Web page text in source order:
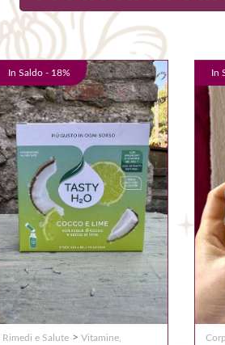
In Saldo - 18%
Rimedi e Salute > Vitamine,
In